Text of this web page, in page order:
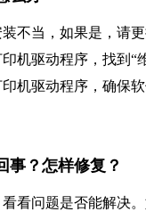
不当，如果是，请
机驱动程序，找到“
机驱动程序，确保
事？怎样修复？
看问题是否能解决